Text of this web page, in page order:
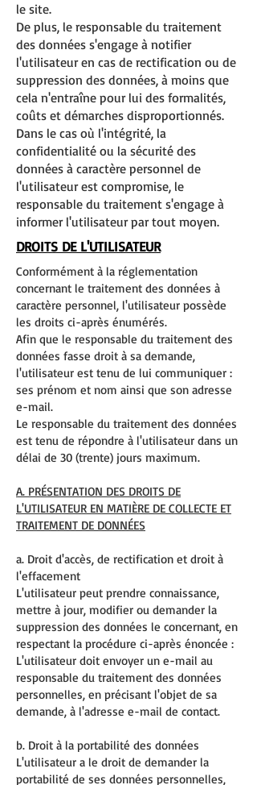
le site.
De plus, le responsable du traitement
des données s'engage à notifier
l'utilisateur en cas de rectification ou de
suppression des données, à moins que
cela n'entraîne pour lui des formalités,
coûts et démarches disproportionnés.
Dans le cas où l'intégrité, la
confidentialité ou la sécurité des
données à caractère personnel de
l'utilisateur est compromise, le
responsable du traitement s'engage à
informer l'utilisateur par tout moyen.
DROITS DE L'UTILISATEUR
Conformément à la réglementation
concernant le traitement des données à
caractère personnel, l'utilisateur possède
les droits ci-après énumérés.
Afin que le responsable du traitement des
données fasse droit à sa demande,
l'utilisateur est tenu de lui communiquer :
ses prénom et nom ainsi que son adresse
e-mail.
Le responsable du traitement des données
est tenu de répondre à l'utilisateur dans un
délai de 30 (trente) jours maximum.
A. PRÉSENTATION DES DROITS DE
L'UTILISATEUR EN MATIÈRE DE COLLECTE ET
TRAITEMENT DE DONNÉES
a. Droit d'accès, de rectification et droit à
l'effacement
L'utilisateur peut prendre connaissance,
mettre à jour, modifier ou demander la
suppression des données le concernant, en
respectant la procédure ci-après énoncée :
L'utilisateur doit envoyer un e-mail au
responsable du traitement des données
personnelles, en précisant l'objet de sa
demande, à l'adresse e-mail de contact.
b. Droit à la portabilité des données
L'utilisateur a le droit de demander la
portabilité de ses données personnelles,